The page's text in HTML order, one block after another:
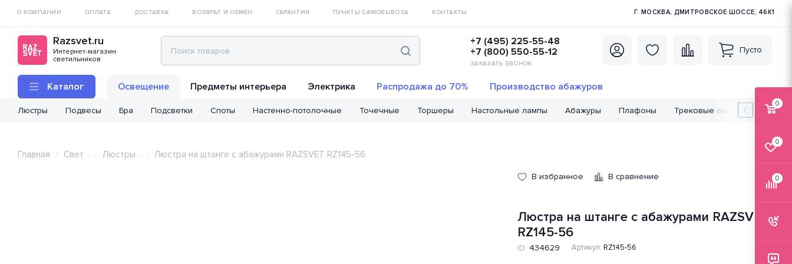
О КОМПАНИИ ОПЛАТА ДОСТАВКА ВОЗВРАТ И ОБМЕН ГАРАНТИЯ ПУНКТЫ САМОВЫВОЗА КОНТАКТЫ Г. МОСКВА, ДМИТРОВСКОЕ ШОССЕ, 46К1
Razsvet.ru
Интернет-магазин
светильников
+7 (495) 225-55-48
+7 (800) 550-55-12
ЗАКАЗАТЬ ЗВОНОК
Пусто
Каталог Освещение
Люстры Подвесы Бра Подсветки Споты Настенно-потолочные Точечные Торшеры Настольные лампы Абажуры Плафоны Трековые системы
Предметы интерьера Электрика Распродажа до 70% Производство абажуров
Главная / Свет / Люстры / Люстра на штанге с абажурами RAZSVET RZ145-56
В избранное В сравнение
Люстра на штанге с абажурами RAZSVET
RZ145-56
ID: 434629 Артикул: RZ145-56
0
0
0